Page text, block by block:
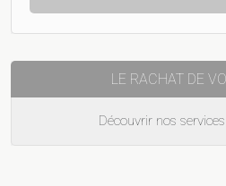
LE RACHAT DE
Découvrir nos